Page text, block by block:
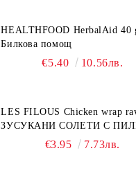
HEALTHFOOD HerbalAid 40
Билкова помощ
€5.40 10.56лв.
LES FILOUS Chicken wrap
ЗУСУКАНИ СОЛЕТИ С
лакомство за куче, 100 г
€3.95 7.73лв.